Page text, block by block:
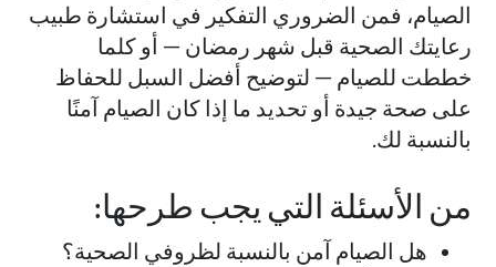
الصيام، فمن الضروري التفكير في استشارة طبيب
رعايتك الصحية قبل شهر رمضان — أو كلما
خططت للصيام — لتوضيح أفضل السبل للحفاظ
على صحة جيدة أو تحديد ما إذا كان الصيام آمنًا
بالنسبة لك.
من الأسئلة التي يجب طرحها:
هل الصيام آمن بالنسبة لظروفي الصحية؟